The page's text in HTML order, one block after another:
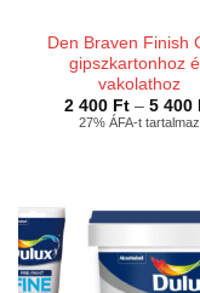
Den Braven Finish
gipszkartonhoz
vakolathoz
2 400 Ft – 5 400
27% ÁFA-t tartalmaz